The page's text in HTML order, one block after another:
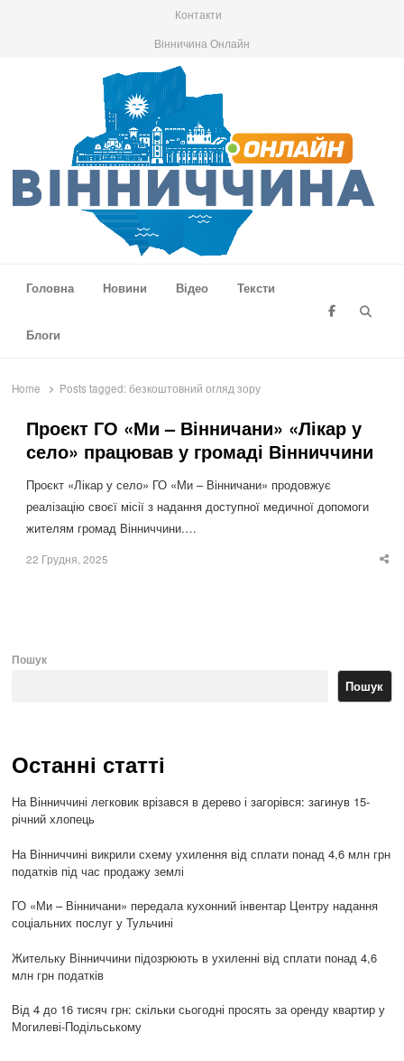
Контакти
Вінничина Онлайн
Головна
Новини Відео Тексти
Блоги
Home Posts tagged:безкоштовний огляд зору
Проєкт ГО «Ми – Вінничани» «Лікар у
село» працював у громаді Вінниччини
Проєкт «Лікар у село» ГО «Ми – Вінничани» продовжує
реалізацію своєї місії з надання доступної медичної допомоги
жителям громад Вінниччини.…
22 Грудня, 2025
Пошук
Пошук
Останні статті
На Вінниччині легковик врізався в дерево і загорівся: загинув 15-
річний хлопець
На Вінниччині викрили схему ухилення від сплати понад 4,6 млн грн
податків під час продажу землі
ГО «Ми – Вінничани» передала кухонний інвентар Центру надання
соціальних послуг у Тульчині
Жительку Вінниччини підозрюють в ухиленні від сплати понад 4,6
млн грн податків
Від 4 до 16 тисяч грн: скільки сьогодні просять за оренду квартир у
Могилеві-Подільському